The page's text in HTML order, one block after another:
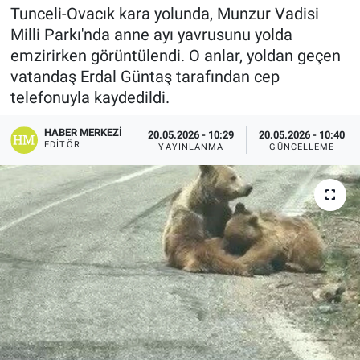
Tunceli-Ovacık kara yolunda, Munzur Vadisi
Milli Parkı'nda anne ayı yavrusunu yolda
emzirirken görüntülendi. O anlar, yoldan geçen
vatandaş Erdal Güntaş tarafından cep
telefonuyla kaydedildi.
HABER MERKEZI
EDITÖR
20.05.2026 - 10:29
YAYINLANMA
20.05.2026 - 10:40
GÜNCELLEME